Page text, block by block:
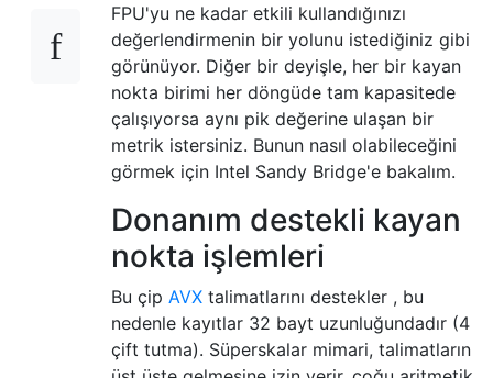
FPU'yu ne kadar etkili kullandığınızı
değerlendirmenin bir yolunu istediğiniz gibi
görünüyor. Diğer bir deyişle, her bir kayan
nokta birimi her döngüde tam kapasitede
çalışıyorsa aynı pik değerine ulaşan bir
metrik istersiniz. Bunun nasıl olabileceğini
görmek için Intel Sandy Bridge'e bakalım.
Donanım destekli kayan
nokta işlemleri
Bu çip AVX talimatlarını destekler , bu
nedenle kayıtlar 32 bayt uzunluğundadır (4
çift tutma). Süperskalar mimari, talimatların